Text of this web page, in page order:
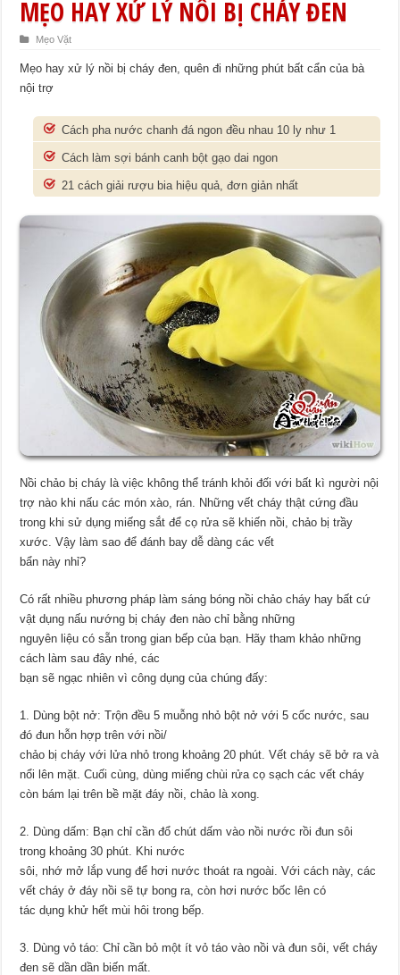
MẸO HAY XỬ LÝ NỒI BỊ CHÁY ĐEN
Mẹo Vặt
Mẹo hay xử lý nồi bị cháy đen, quên đi những phút bất cẩn của bà
nội trợ
Cách pha nước chanh đá ngon đều nhau 10 ly như 1
Cách làm sợi bánh canh bột gạo dai ngon
21 cách giải rượu bia hiệu quả, đơn giản nhất
Nồi chảo bị cháy là việc không thể tránh khỏi đối với bất kì người nội
trợ nào khi nấu các món xào, rán. Những vết cháy thật cứng đầu
trong khi sử dụng miếng sắt để cọ rửa sẽ khiến nồi, chảo bị trầy
xước. Vậy làm sao để đánh bay dễ dàng các vết
bẩn này nhỉ?
Có rất nhiều phương pháp làm sáng bóng nồi chảo cháy hay bất cứ
vật dụng nấu nướng bị cháy đen nào chỉ bằng những
nguyên liệu có sẵn trong gian bếp của bạn. Hãy tham khảo những
cách làm sau đây nhé, các
bạn sẽ ngạc nhiên vì công dụng của chúng đấy:
1. Dùng bột nở: Trộn đều 5 muỗng nhỏ bột nở với 5 cốc nước, sau
đó đun hỗn hợp trên với nồi/
chảo bị cháy với lửa nhỏ trong khoảng 20 phút. Vết cháy sẽ bở ra và
nổi lên mặt. Cuối cùng, dùng miếng chùi rửa cọ sạch các vết cháy
còn bám lại trên bề mặt đáy nồi, chảo là xong.
2. Dùng dấm: Bạn chỉ cần đổ chút dấm vào nồi nước rồi đun sôi
trong khoảng 30 phút. Khi nước
sôi, nhớ mở lắp vung để hơi nước thoát ra ngoài. Với cách này, các
vết cháy ở đáy nồi sẽ tự bong ra, còn hơi nước bốc lên có
tác dụng khử hết mùi hôi trong bếp.
3. Dùng vỏ táo: Chỉ cần bỏ một ít vỏ táo vào nồi và đun sôi, vết cháy
đen sẽ dần dần biến mất.